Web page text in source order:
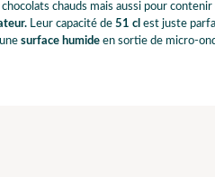
chauds mais aussi pour contenir
Leur capacité de 51 cl est juste
surface humideen sortie de micro-